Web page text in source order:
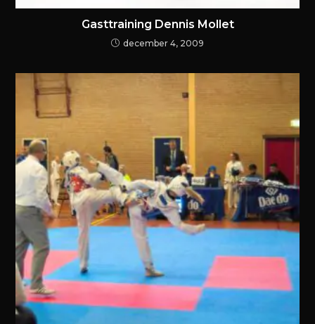
Gasttraining Dennis Mollet
december 4, 2009